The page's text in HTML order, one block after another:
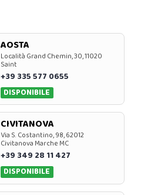
AOSTA
Località Grand Chemin, 30, 11020
Saint
+39 335 577 0655
DISPONIBILE
CIVITANOVA
Via S. Costantino, 98, 62012
Civitanova Marche MC
+39 349 28 11 427
DISPONIBILE